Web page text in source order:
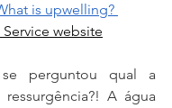
is upwelling?
website
perguntou qual a
A água